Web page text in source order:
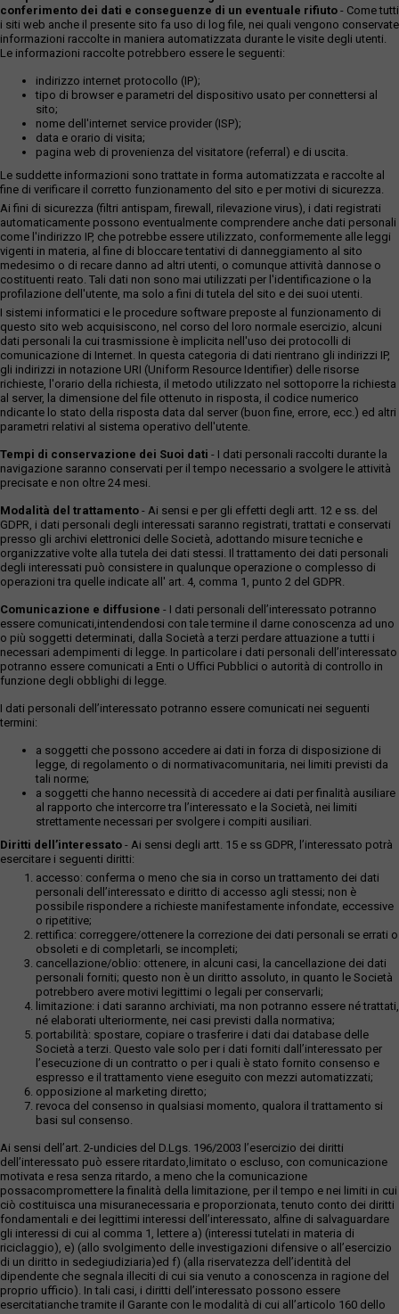
conferimento dei dati e conseguenze di un eventuale rifiuto - Come tutti
i siti web anche il presente sito fa uso di log file, nei quali vengono conservate
informazioni raccolte in maniera automatizzata durante le visite degli utenti.
Le informazioni raccolte potrebbero essere le seguenti:
indirizzo internet protocollo (IP);
tipo di browser e parametri del dispositivo usato per connettersi al
sito;
nome dell'internet service provider (ISP);
data e orario di visita;
pagina web di provenienza del visitatore (referral) e di uscita.
Le suddette informazioni sono trattate in forma automatizzata e raccolte al
fine di verificare il corretto funzionamento del sito e per motivi di sicurezza.
Ai fini di sicurezza (filtri antispam, firewall, rilevazione virus), i dati registrati
automaticamente possono eventualmente comprendere anche dati personali
come l'indirizzo IP, che potrebbe essere utilizzato, conformemente alle leggi
vigenti in materia, al fine di bloccare tentativi di danneggiamento al sito
medesimo o di recare danno ad altri utenti, o comunque attività dannose o
costituenti reato. Tali dati non sono mai utilizzati per l'identificazione o la
profilazione dell'utente, ma solo a fini di tutela del sito e dei suoi utenti.
I sistemi informatici e le procedure software preposte al funzionamento di
questo sito web acquisiscono, nel corso del loro normale esercizio, alcuni
dati personali la cui trasmissione è implicita nell'uso dei protocolli di
comunicazione di Internet. In questa categoria di dati rientrano gli indirizzi IP,
gli indirizzi in notazione URI (Uniform Resource Identifier) delle risorse
richieste, l'orario della richiesta, il metodo utilizzato nel sottoporre la richiesta
al server, la dimensione del file ottenuto in risposta, il codice numerico
ndicante lo stato della risposta data dal server (buon fine, errore, ecc.) ed altri
parametri relativi al sistema operativo dell'utente.
Tempi di conservazione dei Suoi dati - I dati personali raccolti durante la
navigazione saranno conservati per il tempo necessario a svolgere le attività
precisate e non oltre 24 mesi.
Modalità del trattamento - Ai sensi e per gli effetti degli artt. 12 e ss. del
GDPR, i dati personali degli interessati saranno registrati, trattati e conservati
presso gli archivi elettronici delle Società, adottando misure tecniche e
organizzative volte alla tutela dei dati stessi. Il trattamento dei dati personali
degli interessati può consistere in qualunque operazione o complesso di
operazioni tra quelle indicate all' art. 4, comma 1, punto 2 del GDPR.
Comunicazione e diffusione - I dati personali dell’interessato potranno
essere comunicati,intendendosi con tale termine il darne conoscenza ad uno
o più soggetti determinati, dalla Società a terzi perdare attuazione a tutti i
necessari adempimenti di legge. In particolare i dati personali dell’interessato
potranno essere comunicati a Enti o Uffici Pubblici o autorità di controllo in
funzione degli obblighi di legge.
I dati personali dell’interessato potranno essere comunicati nei seguenti
termini:
a soggetti che possono accedere ai dati in forza di disposizione di
legge, di regolamento o di normativacomunitaria, nei limiti previsti da
tali norme;
a soggetti che hanno necessità di accedere ai dati per finalità ausiliare
al rapporto che intercorre tra l’interessato e la Società, nei limiti
strettamente necessari per svolgere i compiti ausiliari.
Diritti dell’interessato - Ai sensi degli artt. 15 e ss GDPR, l’interessato potrà
esercitare i seguenti diritti:
accesso: conferma o meno che sia in corso un trattamento dei dati
personali dell’interessato e diritto di accesso agli stessi; non è
possibile rispondere a richieste manifestamente infondate, eccessive
o ripetitive;
rettifica: correggere/ottenere la correzione dei dati personali se errati o
obsoleti e di completarli, se incompleti;
cancellazione/oblio: ottenere, in alcuni casi, la cancellazione dei dati
personali forniti; questo non è un diritto assoluto, in quanto le Società
potrebbero avere motivi legittimi o legali per conservarli;
limitazione: i dati saranno archiviati, ma non potranno essere né trattati,
né elaborati ulteriormente, nei casi previsti dalla normativa;
portabilità: spostare, copiare o trasferire i dati dai database delle
Società a terzi. Questo vale solo per i dati forniti dall’interessato per
l’esecuzione di un contratto o per i quali è stato fornito consenso e
espresso e il trattamento viene eseguito con mezzi automatizzati;
opposizione al marketing diretto;
revoca del consenso in qualsiasi momento, qualora il trattamento si
basi sul consenso.
Ai sensi dell’art. 2-undicies del D.Lgs. 196/2003 l’esercizio dei diritti
dell’interessato può essere ritardato,limitato o escluso, con comunicazione
motivata e resa senza ritardo, a meno che la comunicazione
possacompromettere la finalità della limitazione, per il tempo e nei limiti in cui
ciò costituisca una misuranecessaria e proporzionata, tenuto conto dei diritti
fondamentali e dei legittimi interessi dell’interessato, alfine di salvaguardare
gli interessi di cui al comma 1, lettere a) (interessi tutelati in materia di
riciclaggio), e) (allo svolgimento delle investigazioni difensive o all’esercizio
di un diritto in sedegiudiziaria)ed f) (alla riservatezza dell’identità del
dipendente che segnala illeciti di cui sia venuto a conoscenza in ragione del
proprio ufficio). In tali casi, i diritti dell’interessato possono essere
esercitatianche tramite il Garante con le modalità di cui all’articolo 160 dello